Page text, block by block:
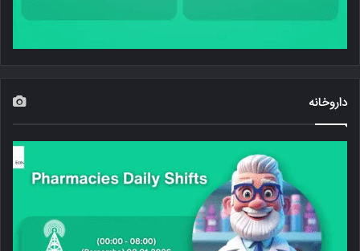
داروخانه